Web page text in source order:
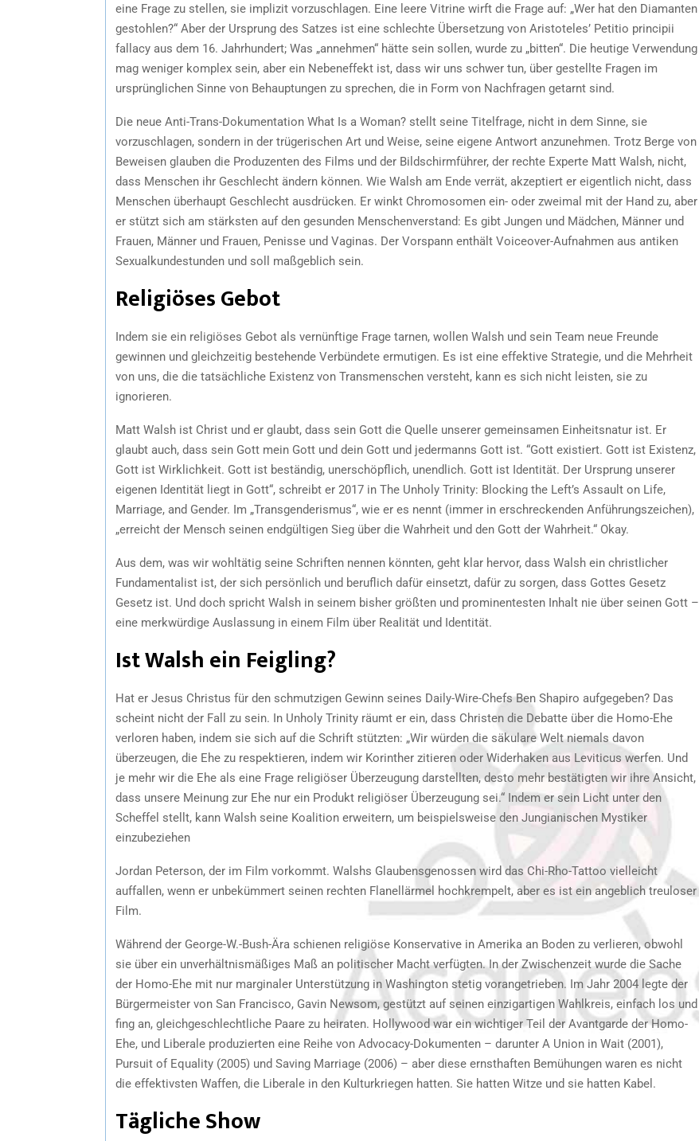
eine Frage zu stellen, sie implizit vorzuschlagen. Eine leere Vitrine wirft die Frage auf: „Wer hat den Diamanten
gestohlen?“ Aber der Ursprung des Satzes ist eine schlechte Übersetzung von Aristoteles’ Petitio principii
fallacy aus dem 16. Jahrhundert; Was „annehmen“ hätte sein sollen, wurde zu „bitten“. Die heutige Verwendung
mag weniger komplex sein, aber ein Nebeneffekt ist, dass wir uns schwer tun, über gestellte Fragen im
ursprünglichen Sinne von Behauptungen zu sprechen, die in Form von Nachfragen getarnt sind.
Die neue Anti-Trans-Dokumentation What Is a Woman? stellt seine Titelfrage, nicht in dem Sinne, sie
vorzuschlagen, sondern in der trügerischen Art und Weise, seine eigene Antwort anzunehmen. Trotz Berge von
Beweisen glauben die Produzenten des Films und der Bildschirmführer, der rechte Experte Matt Walsh, nicht,
dass Menschen ihr Geschlecht ändern können. Wie Walsh am Ende verrät, akzeptiert er eigentlich nicht, dass
Menschen überhaupt Geschlecht ausdrücken. Er winkt Chromosomen ein- oder zweimal mit der Hand zu, aber
er stützt sich am stärksten auf den gesunden Menschenverstand: Es gibt Jungen und Mädchen, Männer und
Frauen, Männer und Frauen, Penisse und Vaginas. Der Vorspann enthält Voiceover-Aufnahmen aus antiken
Sexualkundestunden und soll maßgeblich sein.
Religiöses Gebot
Indem sie ein religiöses Gebot als vernünftige Frage tarnen, wollen Walsh und sein Team neue Freunde
gewinnen und gleichzeitig bestehende Verbündete ermutigen. Es ist eine effektive Strategie, und die Mehrheit
von uns, die die tatsächliche Existenz von Transmenschen versteht, kann es sich nicht leisten, sie zu
ignorieren.
Matt Walsh ist Christ und er glaubt, dass sein Gott die Quelle unserer gemeinsamen Einheitsnatur ist. Er
glaubt auch, dass sein Gott mein Gott und dein Gott und jedermanns Gott ist. “Gott existiert. Gott ist Existenz,
Gott ist Wirklichkeit. Gott ist beständig, unerschöpflich, unendlich. Gott ist Identität. Der Ursprung unserer
eigenen Identität liegt in Gott“, schreibt er 2017 in The Unholy Trinity: Blocking the Left’s Assault on Life,
Marriage, and Gender. Im „Transgenderismus“, wie er es nennt (immer in erschreckenden Anführungszeichen),
„erreicht der Mensch seinen endgültigen Sieg über die Wahrheit und den Gott der Wahrheit.“ Okay.
Aus dem, was wir wohltätig seine Schriften nennen könnten, geht klar hervor, dass Walsh ein christlicher
Fundamentalist ist, der sich persönlich und beruflich dafür einsetzt, dafür zu sorgen, dass Gottes Gesetz
Gesetz ist. Und doch spricht Walsh in seinem bisher größten und prominentesten Inhalt nie über seinen Gott –
eine merkwürdige Auslassung in einem Film über Realität und Identität.
Ist Walsh ein Feigling?
Hat er Jesus Christus für den schmutzigen Gewinn seines Daily-Wire-Chefs Ben Shapiro aufgegeben? Das
scheint nicht der Fall zu sein. In Unholy Trinity räumt er ein, dass Christen die Debatte über die Homo-Ehe
verloren haben, indem sie sich auf die Schrift stützten: „Wir würden die säkulare Welt niemals davon
überzeugen, die Ehe zu respektieren, indem wir Korinther zitieren oder Widerhaken aus Leviticus werfen. Und
je mehr wir die Ehe als eine Frage religiöser Überzeugung darstellten, desto mehr bestätigten wir ihre Ansicht,
dass unsere Meinung zur Ehe nur ein Produkt religiöser Überzeugung sei.“ Indem er sein Licht unter den
Scheffel stellt, kann Walsh seine Koalition erweitern, um beispielsweise den Jungianischen Mystiker
einzubeziehen
Jordan Peterson, der im Film vorkommt. Walshs Glaubensgenossen wird das Chi-Rho-Tattoo vielleicht
auffallen, wenn er unbekümmert seinen rechten Flanellärmel hochkrempelt, aber es ist ein angeblich treuloser
Film.
Während der George-W.-Bush-Ära schienen religiöse Konservative in Amerika an Boden zu verlieren, obwohl
sie über ein unverhältnismäßiges Maß an politischer Macht verfügten. In der Zwischenzeit wurde die Sache
der Homo-Ehe mit nur marginaler Unterstützung in Washington stetig vorangetrieben. Im Jahr 2004 legte der
Bürgermeister von San Francisco, Gavin Newsom, gestützt auf seinen einzigartigen Wahlkreis, einfach los und
fing an, gleichgeschlechtliche Paare zu heiraten. Hollywood war ein wichtiger Teil der Avantgarde der Homo-
Ehe, und Liberale produzierten eine Reihe von Advocacy-Dokumenten – darunter A Union in Wait (2001),
Pursuit of Equality (2005) und Saving Marriage (2006) – aber diese ernsthaften Bemühungen waren es nicht
die effektivsten Waffen, die Liberale in den Kulturkriegen hatten. Sie hatten Witze und sie hatten Kabel.
Tägliche Show